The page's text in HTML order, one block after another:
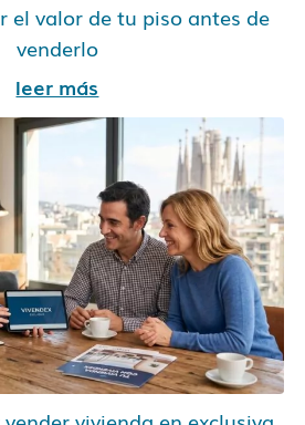
el valor de tu piso antes de
venderlo
leer más